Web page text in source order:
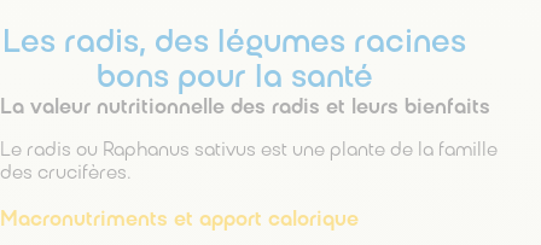
Les radis, des légumes racines
bons pour la santé
La valeur nutritionnelle des radis et leurs bienfaits
Le radis ou Raphanus sativus est une plante de la famille
des crucifères.
Macronutriments et apport calorique